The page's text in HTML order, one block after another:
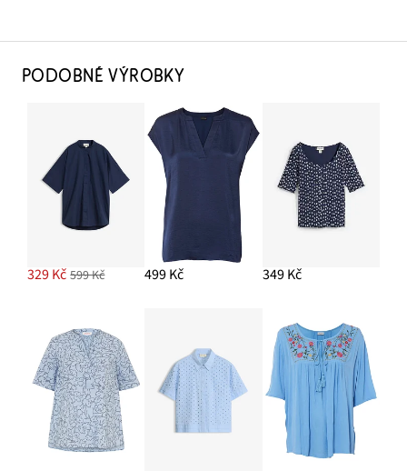
PODOBNÉ VÝROBKY
329 Kč 599 Kč 499 Kč 349 Kč